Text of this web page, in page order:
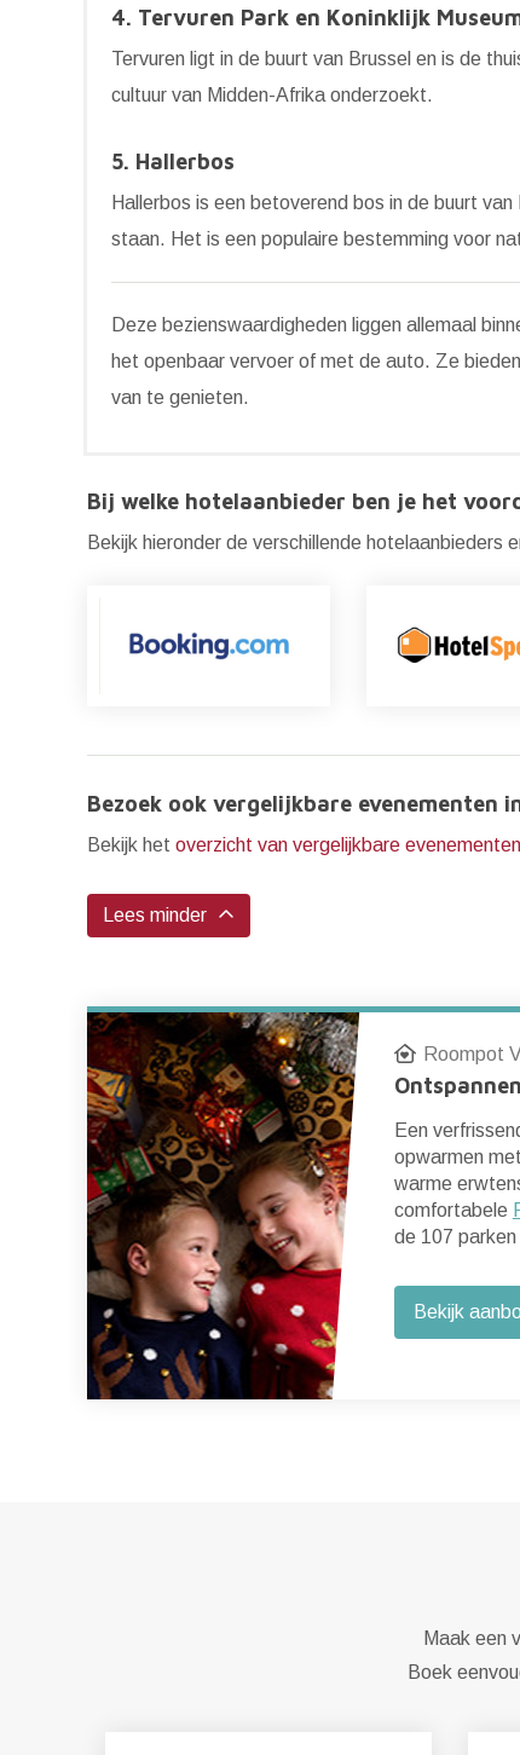
4. Tervuren Park en Koninklijk
Tervuren ligt in de buurt van Brussel en is de
cultuur van Midden-Afrika onderzoekt.
5. Hallerbos
Hallerbos is een betoverend bos in de buurt
staan. Het is een populaire bestemming voor
Deze bezienswaardigheden liggen allemaal
het openbaar vervoer of met de auto. Ze
van te genieten.
Bij welke hotelaanbieder ben je het
Bekijk hieronder de verschillende hotelaanbieders
Bezoek ook vergelijkbare evenementen
Bekijk het overzicht van vergelijkbare evenementen
Lees minder
Roompot
Een
opwarmen
warme
comfortabele
de 107 parken
Bekijk
Maak een
Boek